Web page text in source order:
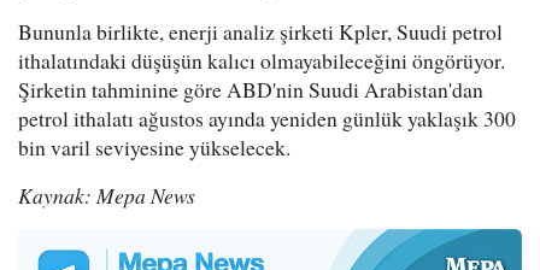
Bununla birlikte, enerji analiz şirketi Kpler, Suudi petrol
ithalatındaki düşüşün kalıcı olmayabileceğini öngörüyor.
Şirketin tahminine göre ABD'nin Suudi Arabistan'dan
petrol ithalatı ağustos ayında yeniden günlük yaklaşık 300
bin varil seviyesine yükselecek.
Kaynak: Mepa News